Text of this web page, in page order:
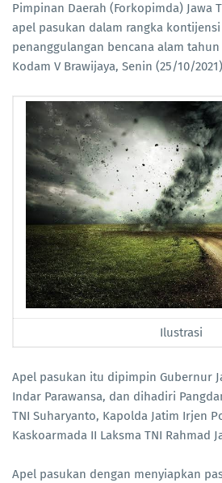
Pimpinan Daerah (Forkopimda) Jawa
apel pasukan dalam rangka
penanggulangan bencana alam tahun
Kodam V Brawijaya, Senin (25/10/
Ilustrasi
Apel pasukan itu dipimpin Gubernur
Indar Parawansa, dan dihadiri
TNI Suharyanto, Kapolda Jatim Irjen
Kaskoarmada II Laksma TNI Rahmad
Apel pasukan dengan menyiapkan